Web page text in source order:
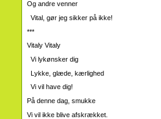
Og andre venner
Vital, gør jeg sikker på ikke!
***
Vitaly Vitaly
Vi lykønsker dig
Lykke, glæde, kærlighed
Vi vil have dig!
På denne dag, smukke
Vi vil ikke blive afskrækket.